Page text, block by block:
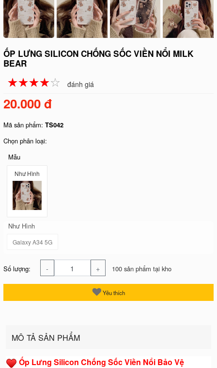
ỐP LƯNG SILICON CHỐNG SỐC VIỀN NỔI MILK
BEAR
☆☆☆☆☆
★★★★★ đánh giá
20.000 đ
Mã sản phẩm:TS042
Chọn phân loại:
Mẫu
Như Hình
Như Hình
Galaxy A34 5G
Số lượng: - + 100 sản phẩm tại kho
Yêu thích
MÔ TẢ SẢN PHẨM
Ốp Lưng Silicon Chống Sốc Viền Nổi Bảo Vệ